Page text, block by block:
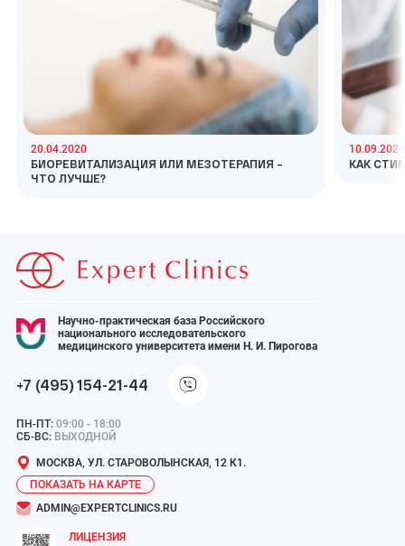
20.04.2020
БИОРЕВИТАЛИЗАЦИЯ ИЛИ МЕЗОТЕРАПИЯ –
ЧТО ЛУЧШЕ?
10.09.2021
КАК
Научно-практическая база Российского
национального исследовательского
медицинского университета имени Н. И. Пирогова
+7 (495) 154-21-44
ПН-ПТ: 09:00 - 18:00
СБ-ВС: ВЫХОДНОЙ
МОСКВА, УЛ. СТАРОВОЛЫНСКАЯ, 12 К1.
ПОКАЗАТЬ НА КАРТЕ
ADMIN@EXPERTCLINICS.RU
ЛИЦЕНЗИЯ